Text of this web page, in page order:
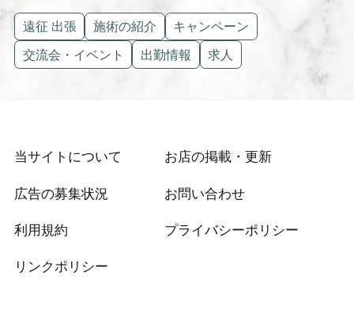
遠征 出張 施術の紹介
キャンペーン
交流会・イベント
出勤情報 求人
当サイトについて お店の掲載・更新
広告の募集状況 お問い合わせ
利用規約 プライバシーポリシー
リンクポリシー